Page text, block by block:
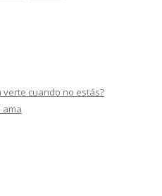
cuando no estás?
ama